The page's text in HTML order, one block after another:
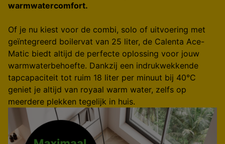
warmwatercomfort.
Of je nu kiest voor de combi, solo of uitvoering met
geïntegreerd boilervat van 25 liter, de Calenta Ace-
Matic biedt altijd de perfecte oplossing voor jouw
warmwaterbehoefte. Dankzij een indrukwekkende
tapcapaciteit tot ruim 18 liter per minuut bij 40°C
geniet je altijd van royaal warm water, zelfs op
meerdere plekken tegelijk in huis.